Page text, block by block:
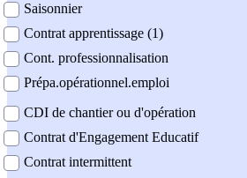
Saisonnier
Contrat apprentissage (1)
Cont. professionnalisation
Prépa.opérationnel.emploi
CDI de chantier ou d'opération
Contrat d'Engagement Educatif
Contrat intermittent